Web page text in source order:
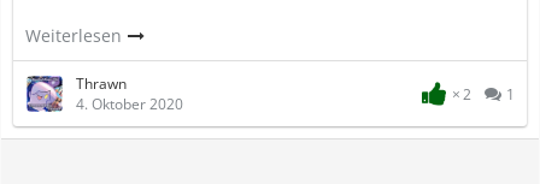
Weiterlesen
Thrawn
4. Oktober 2020
2 1